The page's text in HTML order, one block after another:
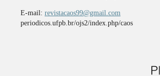
E-mail: revistacaos99@gmail.com
periodicos.ufpb.br/ojs2/index.php/caos